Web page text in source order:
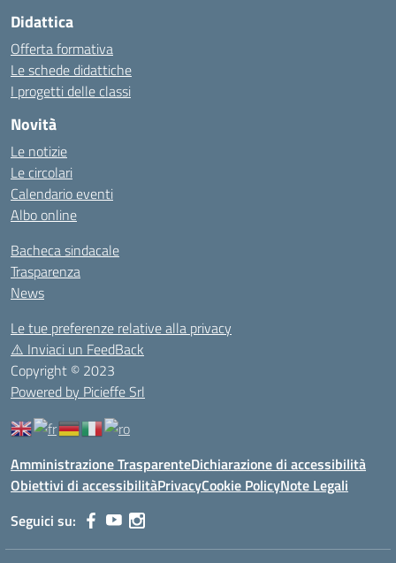
Didattica
Offerta formativa
Le schede didattiche
I progetti delle classi
Novità
Le notizie
Le circolari
Calendario eventi
Albo online
Bacheca sindacale
Trasparenza
News
Le tue preferenze relative alla privacy
⚠️ Inviaci un FeedBack
Copyright © 2023
Powered by Picieffe Srl
Amministrazione TrasparenteDichiarazione di accessibilità
Obiettivi di accessibilitàPrivacyCookie PolicyNote Legali
Seguici su: